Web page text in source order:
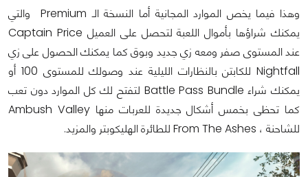
وهذا فيما يخص الموارد المجانية أما النسخة الـ Premium والتي
يمكنك شراؤها بأموال اللعبة لتحصل على العميل Captain Price
عند المستوى صفر ومعه زي جديد وبوق كما يمكنك الحصول على زي
Nightfall للكابتن بالنظارات الليلية عند وصولك للمستوى 100 أو
يمكنك شراء Battle Pass Bundle لتفتح لك كل الموارد دون تعب
كما تحظى بخمس أشكال جديدة للعربات منها Ambush Valley
للشاحنة ، From The Ashes للطائرة الهليكوبتر والمزيد.